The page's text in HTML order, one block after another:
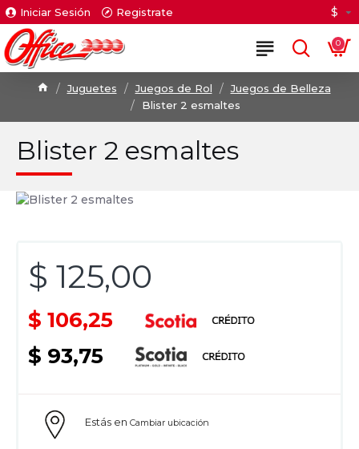
Iniciar Sesión Registrate $
0
Juguetes Juegos de Rol
Juegos de Belleza
Blister 2 esmaltes
Blister 2 esmaltes
$ 125,00
$ 106,25
$ 93,75
Estás en Cambiar ubicación